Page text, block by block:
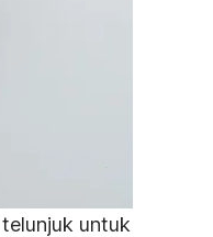
untuk